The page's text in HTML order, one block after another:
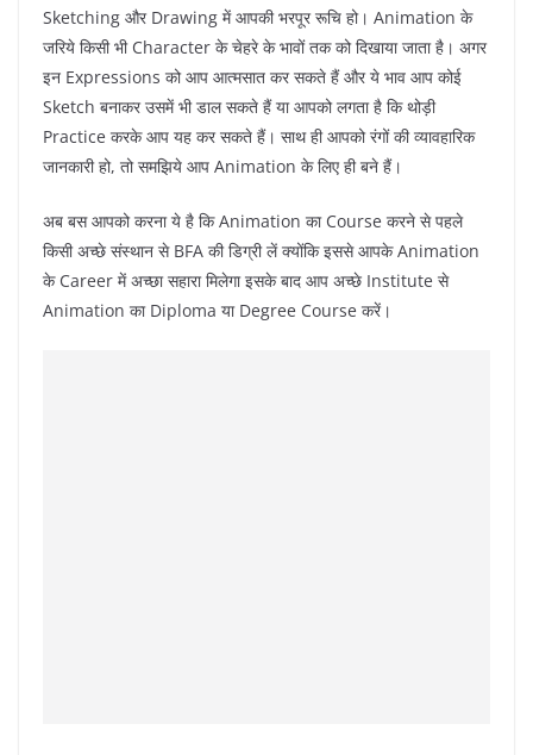
Sketching और Drawing में आपकी भरपूर रूचि हो। Animation के
जरिये किसी भी Character के चेहरे के भावों तक को दिखाया जाता है। अगर
इन Expressions को आप आत्मसात कर सकते हैं और ये भाव आप कोई
Sketch बनाकर उसमें भी डाल सकते हैं या आपको लगता है कि थोड़ी
Practice करके आप यह कर सकते हैं। साथ ही आपको रंगों की व्यावहारिक
जानकारी हो, तो समझिये आप Animation के लिए ही बने हैं।
अब बस आपको करना ये है कि Animation का Course करने से पहले
किसी अच्छे संस्थान से BFA की डिग्री लें क्योंकि इससे आपके Animation
के Career में अच्छा सहारा मिलेगा इसके बाद आप अच्छे Institute से
Animation का Diploma या Degree Course करें।